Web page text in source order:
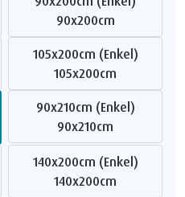
90x200cm
105x200cm (Enkel)
105x200cm
90x210cm (Enkel)
90x210cm
140x200cm (Enkel)
140x200cm